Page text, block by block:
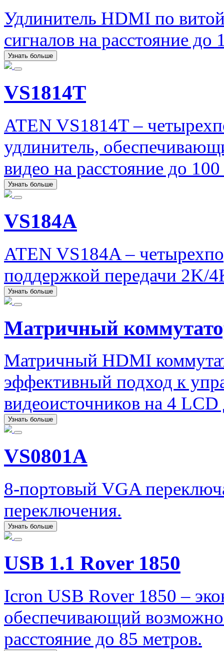
Удлинитель HDMI по
сигналов на расстояние
Узнать больше
VS1814T
ATEN VS1814T –
удлинитель,
видео на расстояние до
Узнать больше
VS184A
ATEN VS184A –
поддержкой передачи 2K/
Узнать больше
Матричный
Матричный HDMI
эффективный подход к
видеоисточников на 4 LCD
Узнать больше
VS0801A
8-портовый VGA
переключения.
Узнать больше
USB 1.1 Rover 1850
Icron USB Rover 1850 –
обеспечивающий
расстояние до 85 метров.